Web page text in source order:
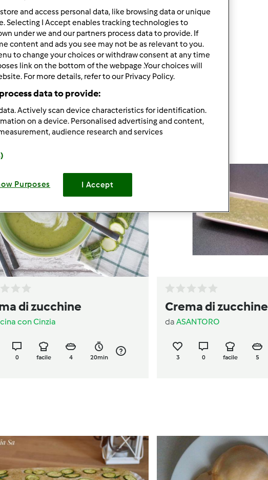
risultati per: "zucchine"
Ordina per:
Predefinito
di zucchine
con Cinzia
0 facile 4 20min
Crema di zucchine
da ASANTORO
3 0 facile 5
and access personal data, like browsing data or unique
Selecting I Accept enables tracking technologies to
under we and our partners process data to provide. If
content and ads you see may not be as relevant to you.
to change your choices or withdraw consent at any time
link on the bottom of the webpage .Your choices will
For more details, refer to our Privacy Policy.
data to provide:
Actively scan device characteristics for identification.
on a device. Personalised advertising and content,
audience research and services
Purposes I Accept